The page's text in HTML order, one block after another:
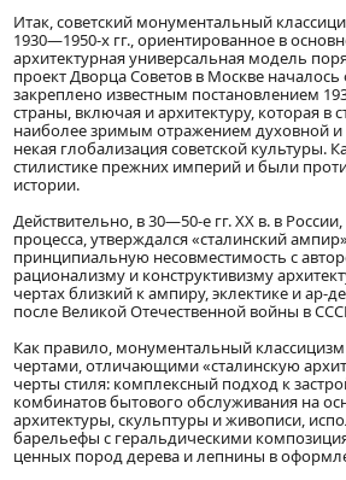
Итак, советский монументальный
1930—1950-х гг., ориентированное в
архитектурная универсальная модель
проект Дворца Советов в Москве
закреплено известным постановлением
страны, включая и архитектуру, которая
наиболее зримым отражением духовной и
некая глобализация советской
стилистике прежних империй и были
истории.
Действительно, в 30—50-е гг. ХХ в. в
процесса, утверждался «сталинский
принципиальную несовместимость с
рационализму и конструктивизму
чертах близкий к ампиру, эклектике и ар-
после Великой Отечественной войны в
Как правило, монументальный
чертами, отличающими «сталинскую
черты стиля: комплексный подход к
комбинатов бытового обслуживания на
архитектуры, скульптуры и живописи,
барельефы с геральдическими
ценных пород дерева и лепнины в